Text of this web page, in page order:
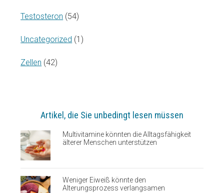
Testosteron (54)
Uncategorized (1)
Zellen (42)
Artikel, die Sie unbedingt lesen müssen
Multivitamine könnten die Alltagsfähigkeit
älterer Menschen unterstützen
Weniger Eiweiß könnte den
Alterungsprozess verlangsamen